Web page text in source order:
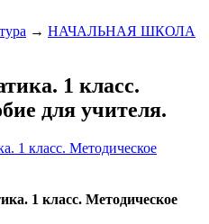
→ НАЧАЛЬНАЯ ШКОЛА
1 класс.
для учителя.
1 класс. Методическое